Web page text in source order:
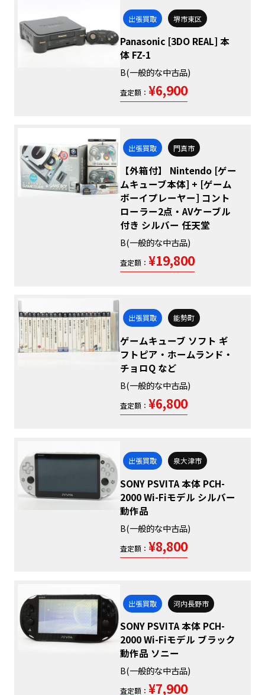
出張買取 堺市東区
Panasonic [3DO REAL] 本
体 FZ-1
B(一般的な中古品)
査定額： ¥6,900
出張買取 門真市
【外箱付】 Nintendo [ゲー
ムキューブ本体] + [ゲーム
ボーイプレーヤー] コント
ローラー2点・AVケーブル
付き シルバー 任天堂
B(一般的な中古品)
査定額： ¥19,800
出張買取 能勢町
ゲームキューブ ソフト ギ
フトピア・ホームランド・
チョロQ など
B(一般的な中古品)
査定額： ¥6,800
出張買取 泉大津市
SONY PSVITA 本体 PCH-
2000 Wi-Fiモデル シルバー
動作品
B(一般的な中古品)
査定額： ¥8,800
出張買取 河内長野市
SONY PSVITA 本体 PCH-
2000 Wi-Fiモデル ブラック
動作品 ソニー
B(一般的な中古品)
査定額： ¥7,900